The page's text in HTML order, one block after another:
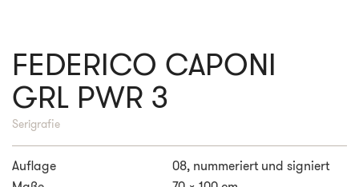
FEDERICO CAPONI
GRL PWR 3
Serigrafie
Auflage
08, nummeriert und signiert